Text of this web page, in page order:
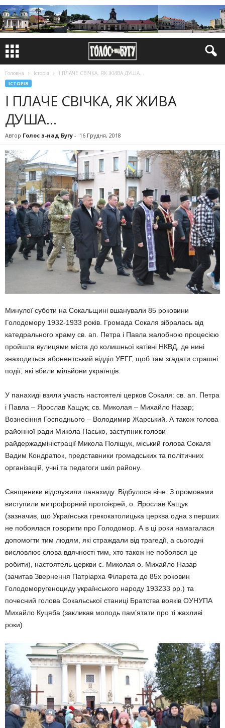
Головна Історія І ПЛАЧЕ СВІЧКА, ЯК ЖИВА ДУША…
ІСТОРІЯ
І ПЛАЧЕ СВІЧКА, ЯК ЖИВА
ДУША…
Автор Голос з-над Бугу - 16 Грудня, 2018
Минулої суботи на Сокальщині вшанували 85 роковини
Голодомору 1932-1933 років. Громада Сокаля зібралась від
катедрального храму св. ап. Петра і Павла жалобною процесією
пройшла вулицями міста до колишньої катівні НКВД, де нині
знаходиться абонентський відділ УЕГГ, щоб там згадати страшні
події, які вбили мільйони українців.
У панахиді взяли участь настоятелі церков Сокаля: св. ап. Петра
і Павла – Ярослав Кащук; св. Миколая – Михайло Назар;
Вознесіння Господнього – Володимир Жарський. А також голова
районної ради Микола Пасько, заступник голови
райдержадміністрації Микола Поліщук, міський голова Сокаля
Вадим Кондратюк, представники громадських та політичних
організацій, учні та педагоги шкіл району.
Священики відслужили панахиду. Відбулося віче. З промовами
виступили митрофорний протоієрей, о. Ярослав Кащук
(зазначив, що Українська грекокатолицька церква одна з перших
не побоялася говорити про Голодомор. А в ці роки намагалася
допомогти тим людям, які страждали від трагедії, а сьогодні
висловлює слова вдячності тим, хто також не побоявся це
робити), настоятель церкви с. Миколая о. Михайло Назар
(зачитав Звернення Патріарха Філарета до 85х роковин
Голодоморугеноциду українського народу 193233 рр.) та
почесний голова Сокальської станиці Братства вояків ОУНУПА
Михайло Куцяба (закликав молодь пам’ятати про ті жахливі
роки).